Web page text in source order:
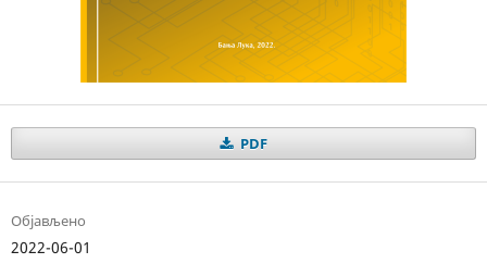
PDF
Објављено
2022-06-01